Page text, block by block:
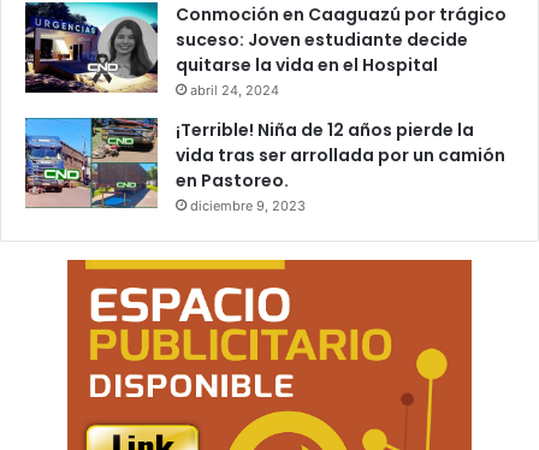
Conmoción en Caaguazú por trágico
suceso: Joven estudiante decide
quitarse la vida en el Hospital
abril 24, 2024
¡Terrible! Niña de 12 años pierde la
vida tras ser arrollada por un camión
en Pastoreo.
diciembre 9, 2023